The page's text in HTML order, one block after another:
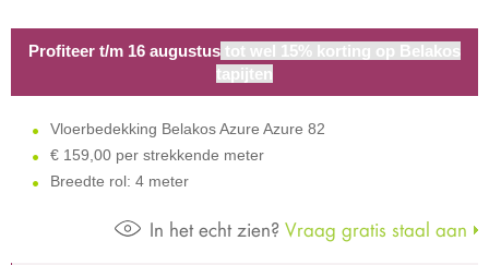
Profiteer t/m 16 augustus tot wel 15% korting op Belakos
tapijten
Vloerbedekking Belakos Azure Azure 82
€ 159,00 per strekkende meter
Breedte rol: 4 meter
In het echt zien? Vraag gratis staal aan